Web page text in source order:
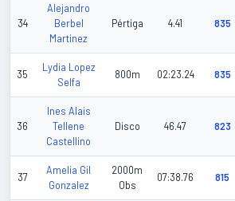
34
Alejandro
Berbel
Martinez
Pértiga 4.41 835
35
Lydia Lopez
Selfa
800m 02:23.24 835
36
Ines Alais
Tellene
Castellino
Disco 46.47 823
37
Amelia Gil
Gonzalez
2000m
Obs
07:38.76 815